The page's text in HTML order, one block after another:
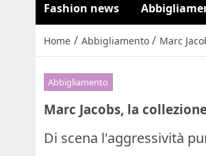
Fashion news
Home / Abbigliamento / Marc
Abbigliamento
Marc Jacobs, la
Di scena l'aggressività